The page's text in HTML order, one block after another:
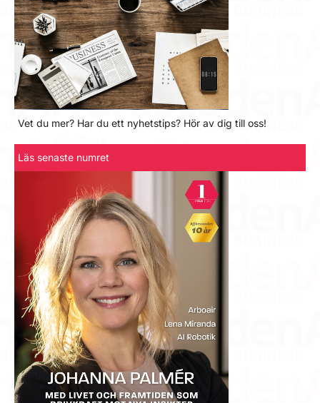
Vet du mer? Har du ett nyhetstips? Hör av dig till oss!
Läs senaste numret